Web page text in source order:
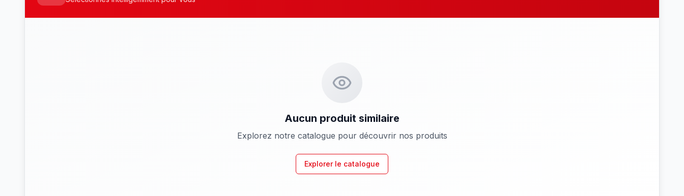
Aucun produit similaire
Explorez notre catalogue pour découvrir nos produits
Explorer le catalogue